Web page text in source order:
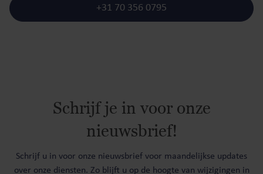
+31 70 356 0795
Schrijf je in voor onze
nieuwsbrief!
Schrijf u in voor onze nieuwsbrief voor maandelijkse updates
over onze diensten. Zo blijft u op de hoogte van wijzigingen in